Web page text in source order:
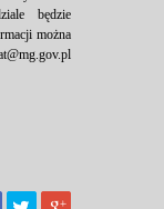
będzie
można